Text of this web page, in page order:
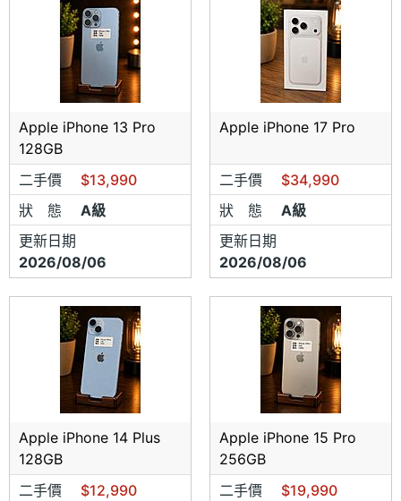
Apple iPhone 13 Pro
128GB
二手價
$13,990
狀 態
A級
更新日期
2026/08/06
Apple iPhone 17 Pro
二手價
$34,990
狀 態
A級
更新日期
2026/08/06
Apple iPhone 14 Plus
128GB
二手價
$12,990
Apple iPhone 15 Pro
256GB
二手價
$19,990